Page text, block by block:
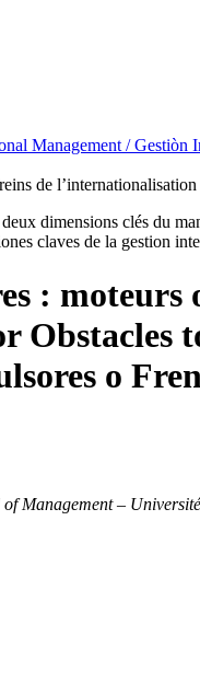
Management / Gestiòn
de
dimensions clés du
claves de la gestion
:
Obstacles
o
of Management –